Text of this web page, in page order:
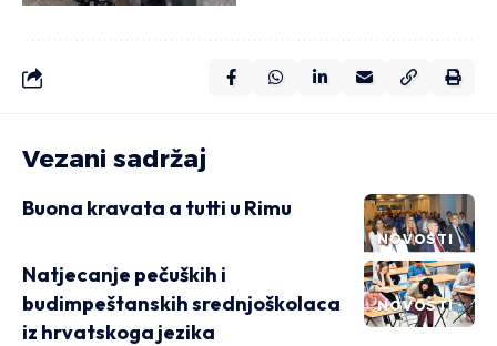
Vezani sadržaj
NOVOSTI
Buona kravata a tutti u Rimu
NOVOSTI
Natjecanje pečuških i
budimpeštanskih srednjoškolaca
iz hrvatskoga jezika